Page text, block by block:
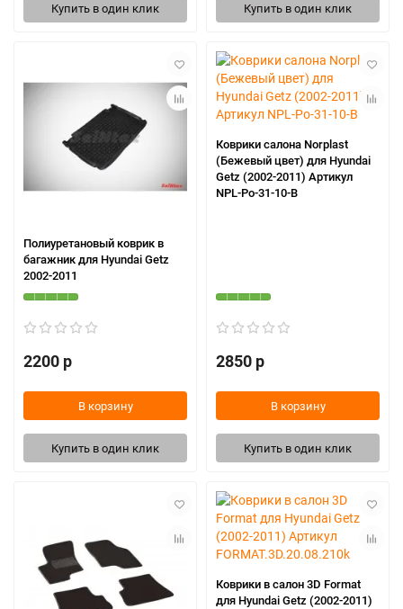
Купить в один клик Купить в один клик
Полиуретановый коврик в
багажник для Hyundai Getz
2002-2011
2200 р
В корзину
Купить в один клик
Коврики салона Norplast
(Бежевый цвет) для Hyundai
Getz (2002-2011) Артикул
NPL-Po-31-10-B
2850 р
В корзину
Купить в один клик
Коврики в салон 3D Format
для Hyundai Getz (2002-2011)